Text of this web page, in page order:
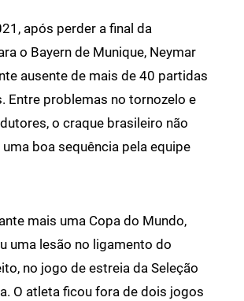
após perder a final da
o Bayern de Munique, Neymar
ausente de mais de 40 partidas
Entre problemas no tornozelo e
o craque brasileiro não
boa sequência pela equipe
mais uma Copa do Mundo,
uma lesão no ligamento do
no jogo de estreia da Seleção
O atleta ficou fora de dois jogos